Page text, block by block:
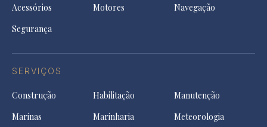
Acessórios Motores
Navegação
Segurança
SERVIÇOS
Construção Habilitação
Manutenção
Marinas
Marinharia
Meteorologia